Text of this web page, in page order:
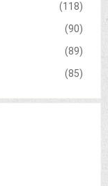
(118)
(90)
(89)
(85)